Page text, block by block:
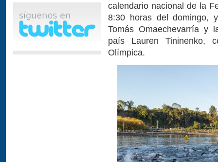
calendario nacional de la
8:30 horas del domingo,
Tomás Omaechevarría y
país Lauren Tininenko,
Olímpica.